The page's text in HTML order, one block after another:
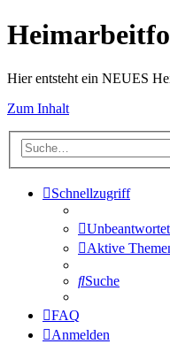
Hier entsteht ein NEUES
Zum Inhalt
Schnellzugriff
Aktive
Suche
FAQ
Anmelden